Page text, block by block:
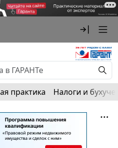
практика Налоги и